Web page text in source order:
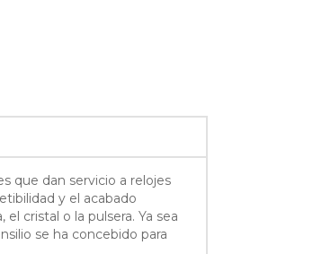
que dan servicio a relojes
y el acabado
cristal o la pulsera. Ya sea
se ha concebido para